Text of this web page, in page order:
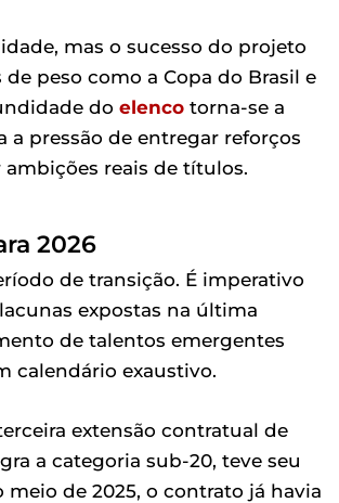
mas o sucesso do projeto
peso como a Copa do Brasil e
do elenco torna-se a
pressão de entregar reforços
reais de títulos.
2026
de transição. É imperativo
expostas na última
de talentos emergentes
calendário exaustivo.
extensão contratual de
a categoria sub-20, teve seu
de 2025, o contrato já havia